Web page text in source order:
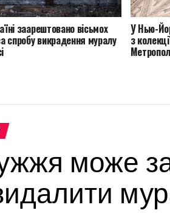
заарештовано вісьмох
спробу викрадення муралу
У Нью-
з
може